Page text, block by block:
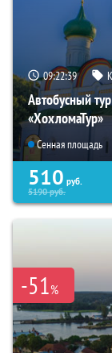
09:22:37
Автобусный
«ХохломаТур»
Сенная площадь
510 руб.
5190руб.
-51%